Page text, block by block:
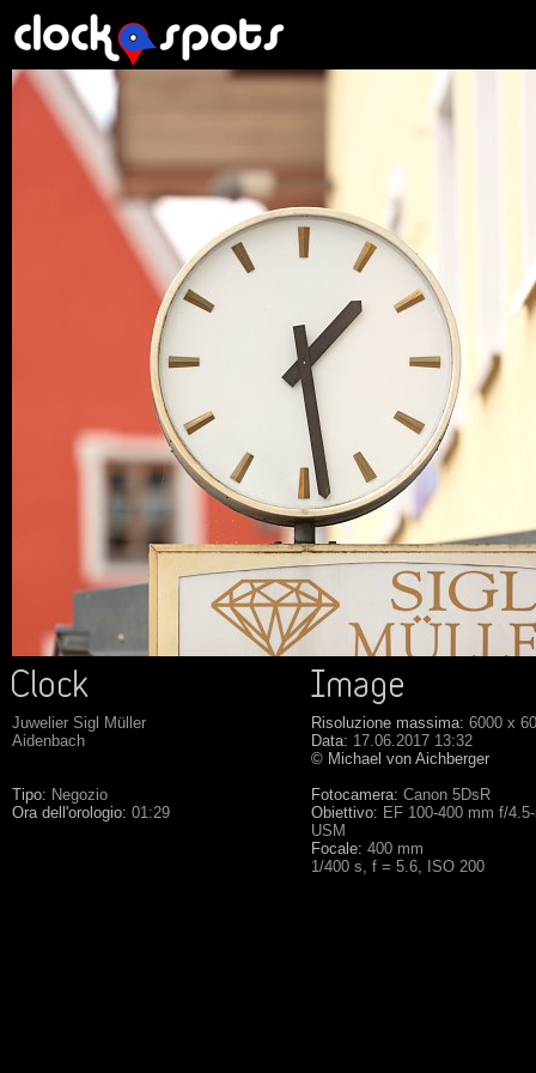
Juwelier Sigl Müller
Aidenbach
Tipo: Negozio
Ora dell'orologio: 01:29
Risoluzione massima: 6000 x
Data: 17.06.2017 13:32
© Michael von Aichberger
Fotocamera: Canon 5DsR
Obiettivo: EF 100-400 mm f/
USM
Focale: 400 mm
1/400 s, f = 5.6, ISO 200